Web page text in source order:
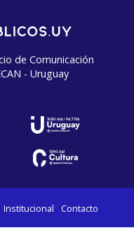
de Comunicación
- Uruguay
Institucional Contacto